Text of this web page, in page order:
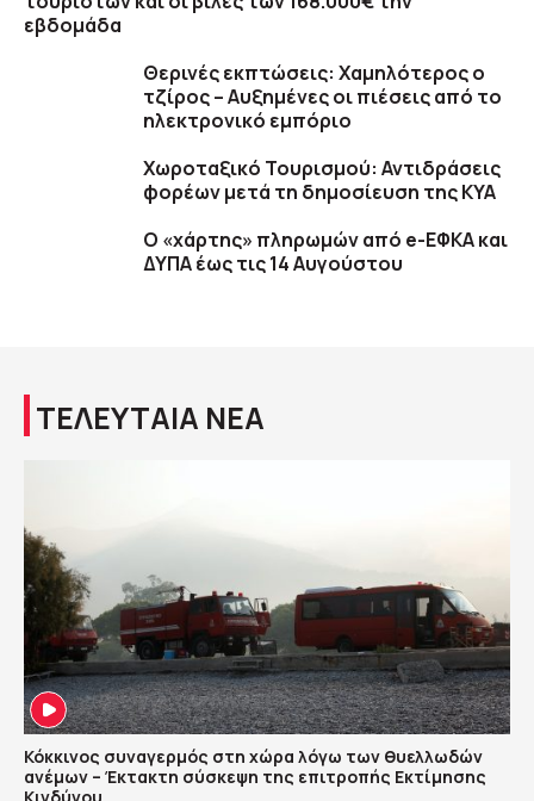
εβδομάδα
Θερινές εκπτώσεις: Χαμηλότερος ο
τζίρος – Αυξημένες οι πιέσεις από το
ηλεκτρονικό εμπόριο
Χωροταξικό Τουρισμού: Αντιδράσεις
φορέων μετά τη δημοσίευση της ΚΥΑ
Ο «χάρτης» πληρωμών από e-ΕΦΚΑ και
ΔΥΠΑ έως τις 14 Αυγούστου
ΤΕΛΕΥΤΑΙΑ ΝΕΑ
Κόκκινος συναγερμός στη χώρα λόγω των θυελλωδών
ανέμων – Έκτακτη σύσκεψη της επιτροπής Εκτίμησης